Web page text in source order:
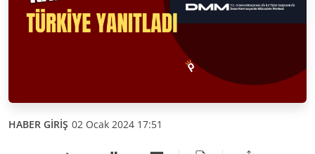
HABER GİRİŞ 02 Ocak 2024 17:51